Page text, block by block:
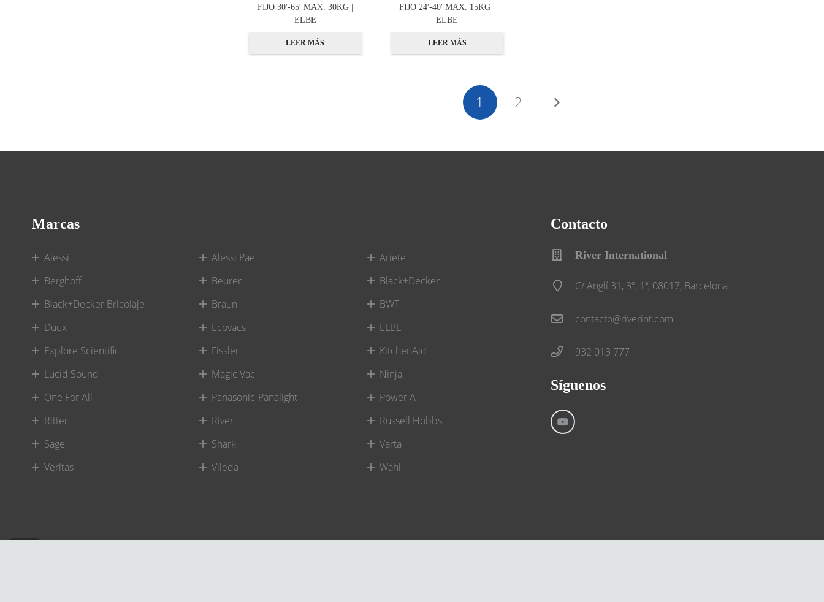
FIJO 30′-65′ MAX. 30KG |
ELBE
LEER MÁS
FIJO 24′-40′ MAX. 15KG |
ELBE
LEER MÁS
1 2
Marcas
Alessi Alessi Pae
Ariete
Berghoff
Beurer
Black+Decker
Black+Decker Bricolaje
Braun
BWT
Duux
Ecovacs
ELBE
Explore Scientific
Fissler
KitchenAid
Lucid Sound
Magic Vac
Ninja
One For All
Panasonic-Panalight
Power A
Ritter
River
Russell Hobbs
Sage
Shark
Varta
Veritas
Vileda Wahl
Contacto
River International
C/ Anglí 31, 3º, 1ª, 08017, Barcelona
contacto@riverint.com
932 013 777
Síguenos